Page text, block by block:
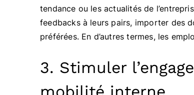
tendance ou les actualités de
feedbacks à leurs pairs, importer des
préférées. En d’autres termes, les
3. Stimuler